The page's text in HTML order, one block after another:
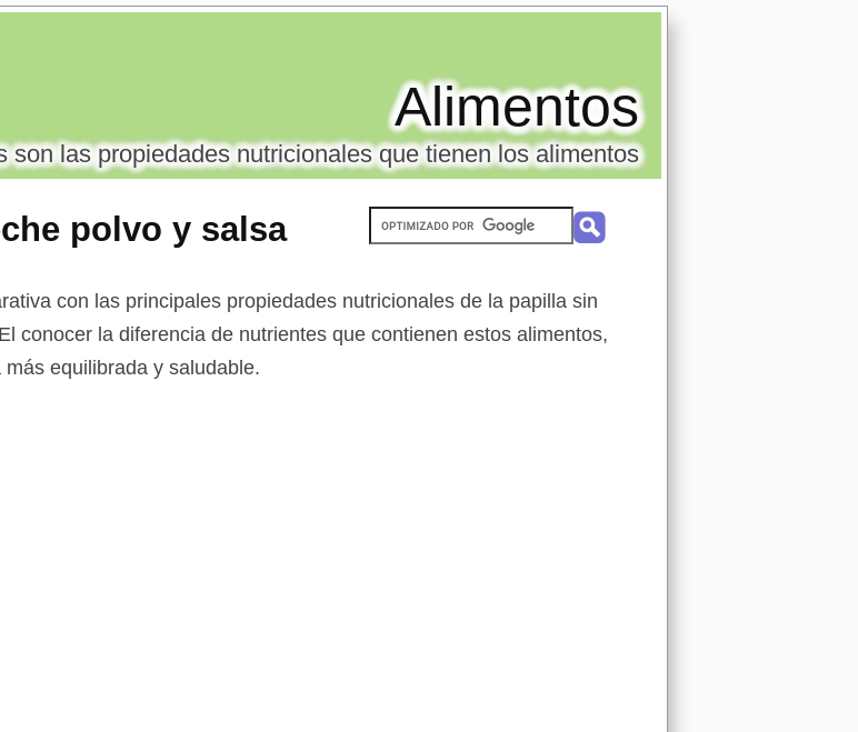
polvo y salsa
Alimentos
son las propiedades nutricionales que tienen los alimentos
con las principales propiedades nutricionales de la papilla sin
conocer la diferencia de nutrientes que contienen estos alimentos,
equilibrada y saludable.